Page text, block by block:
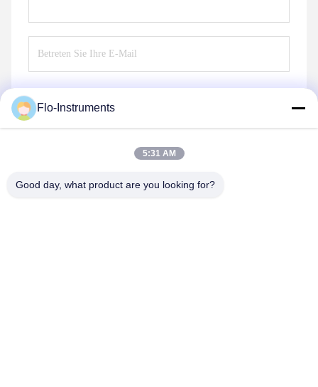
Flo-Instruments
5:31 AM
Good day, what product are you looking for?